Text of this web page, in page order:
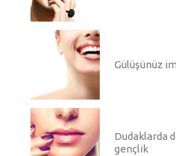
Gülüşünüz
Dudaklarda
gençlik